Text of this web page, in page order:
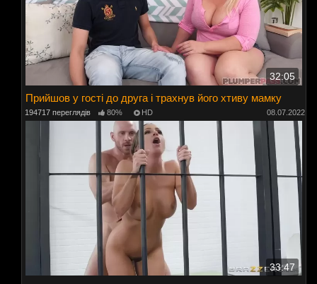
32:05
Прийшов у гості до друга і трахнув його хтиву мамку
194717 переглядів 80% HD 08.07.2022
33:47